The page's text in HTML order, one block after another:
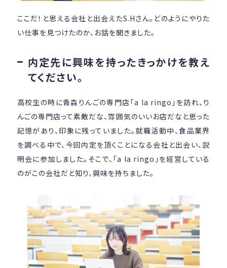
ここだ！と思える会社と出会えたS.Hさん。どのようにやりた
い仕事を見つけたのか、お話を聞きました。
内定先に興味を持ったきっかけを教え
てください。
高校生の時に青森りんごの専門店「a la ringo」を訪れ、り
んごの専門店って素敵だな、雰囲気のいいお店だなと思った
記憶があり、印象に残っていました。就職活動中、食品業界
を調べる中で、今回内定を頂くことになる会社と出会い、説
明会に参加しました。そこで、「a la ringo」を経営している
のがこの会社だと知り、興味を持ちました。